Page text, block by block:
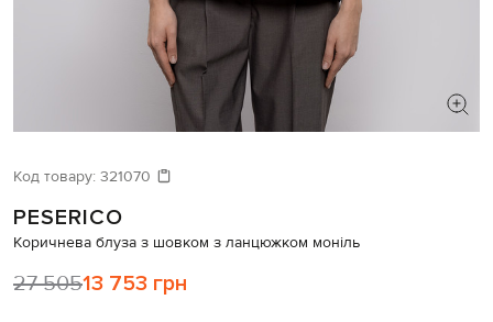
Давайте підберемо щось ще
Схожі товари
Код товару: 321070
PESERICO
Коричнева блуза з шовком з ланцюжком моніль
27 50513 753 грн